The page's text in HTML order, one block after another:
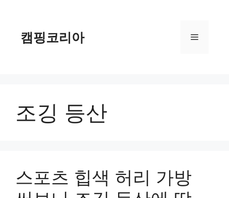
캠핑코리아 메
조깅 등산
스포츠 힙색 허리 가방